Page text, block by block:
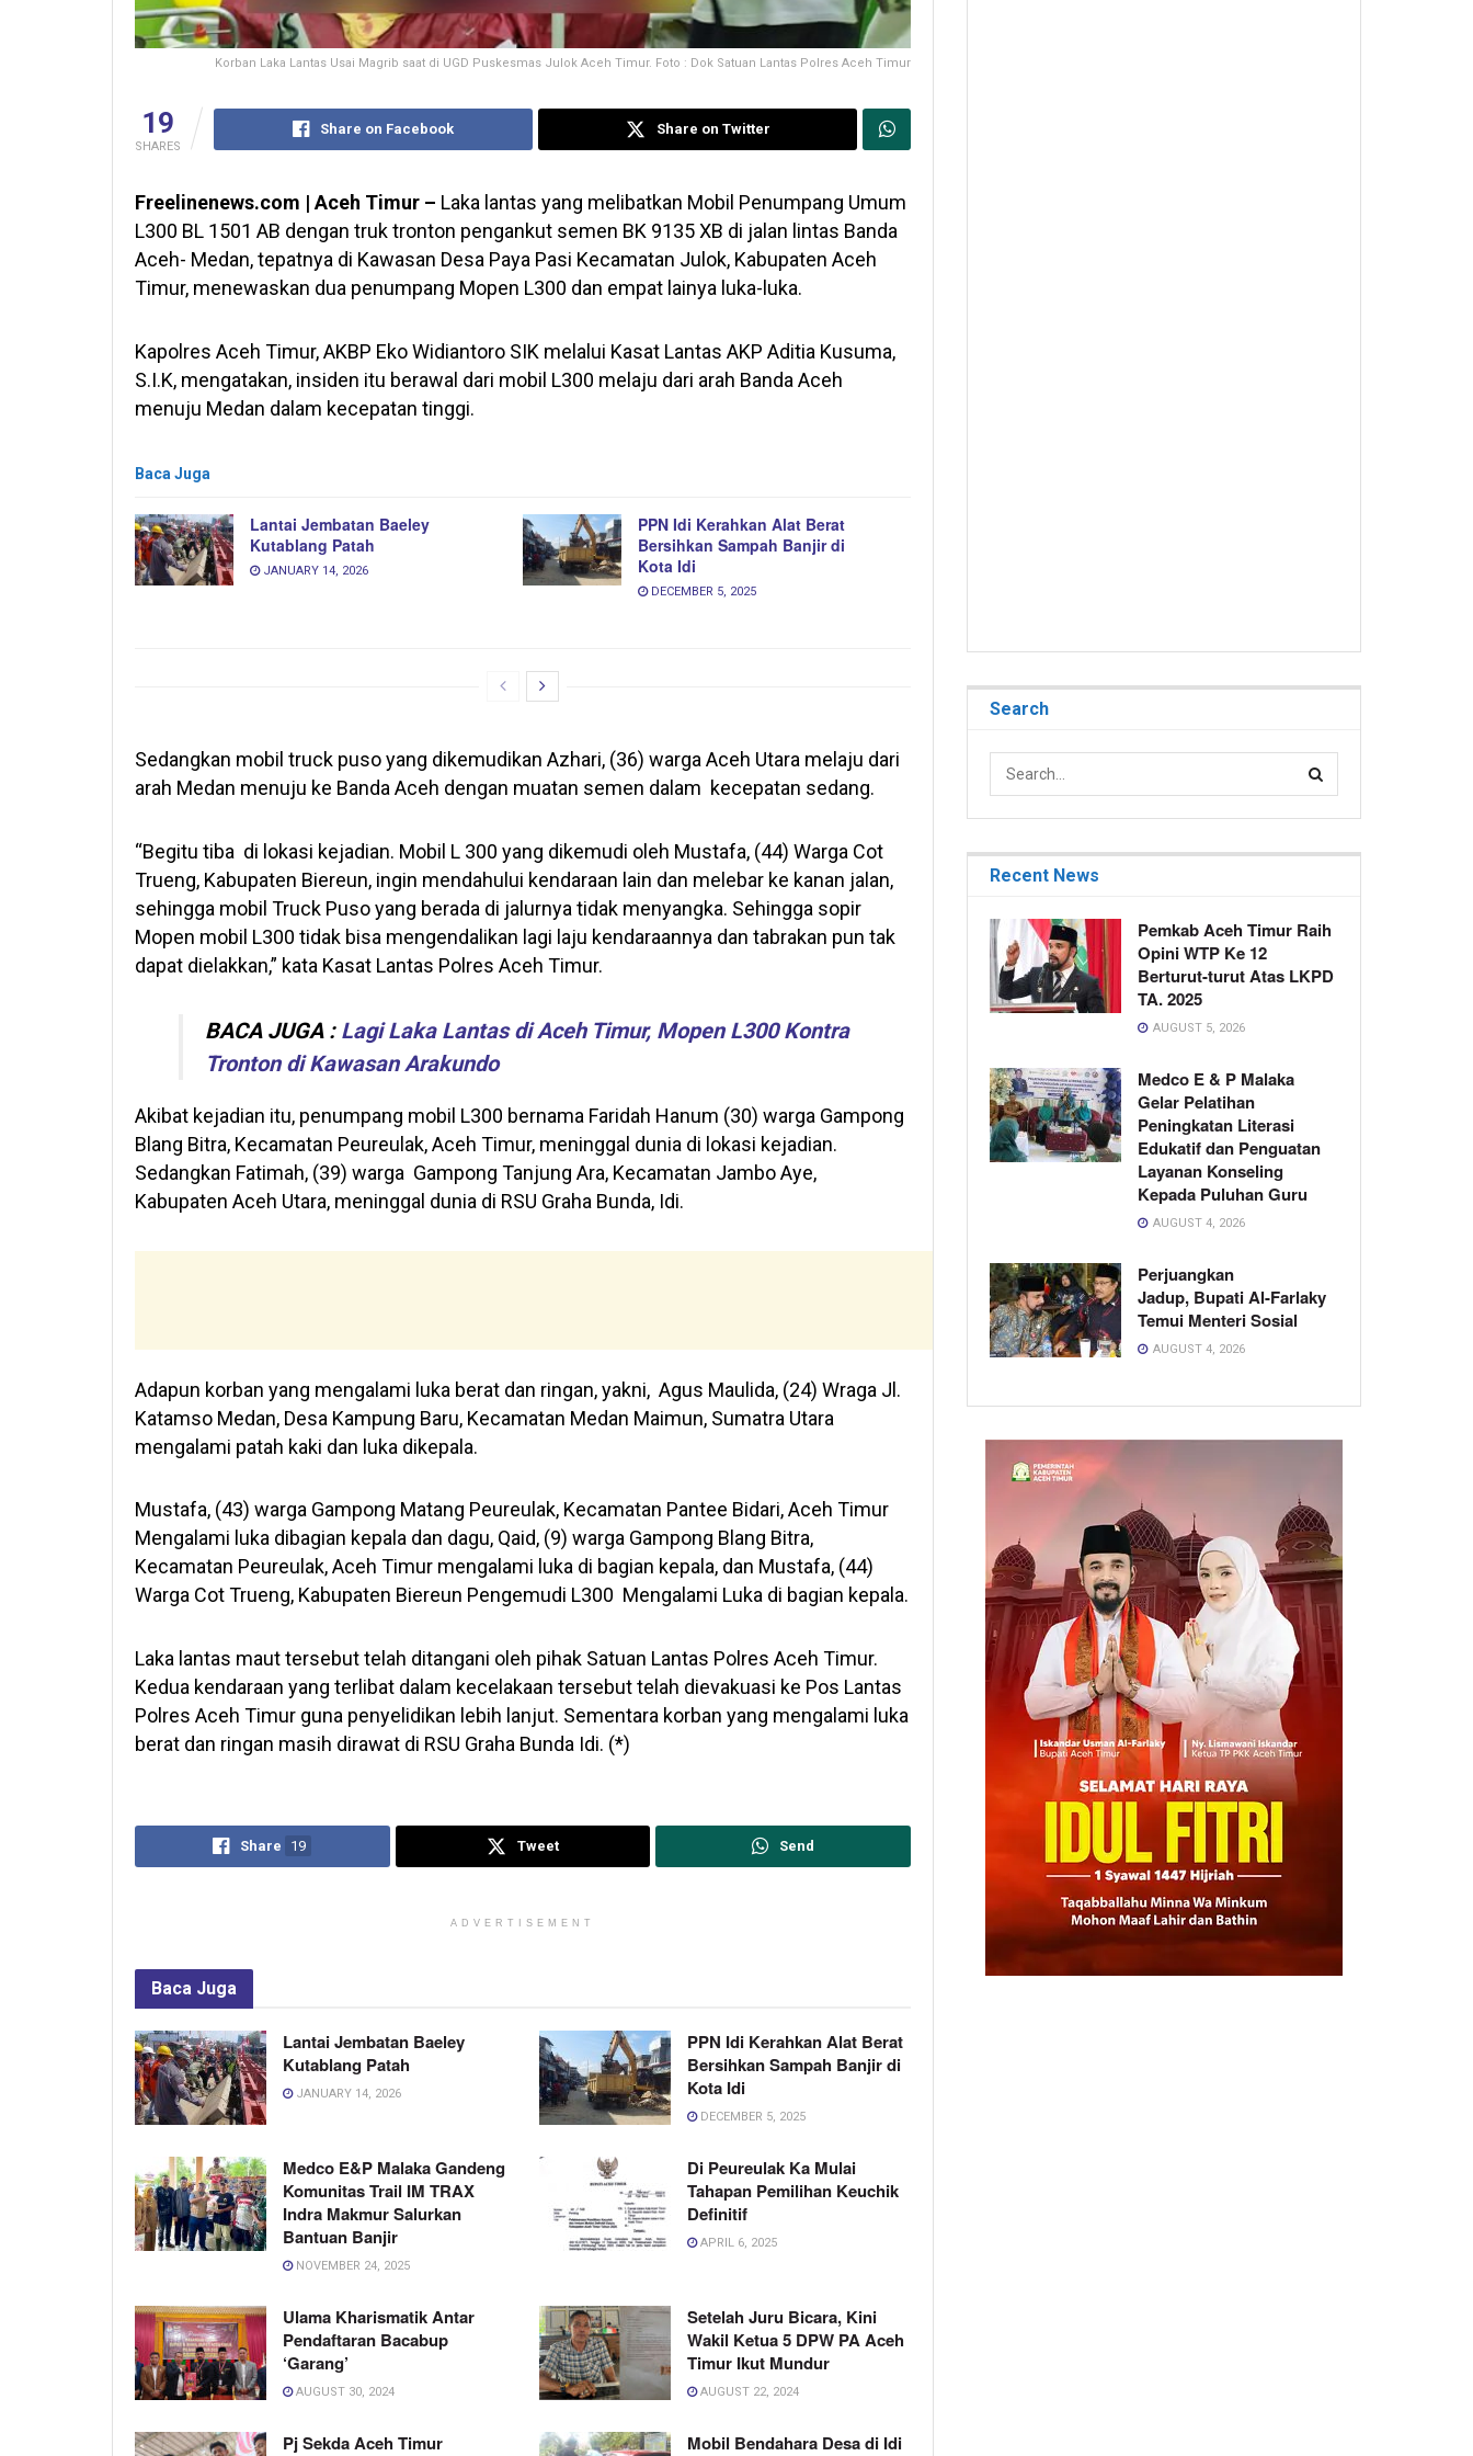
Korban Laka Lantas Usai Magrib saat di UGD Puskesmas Julok Aceh Timur. Foto : Dok Satuan Lantas Polres Aceh Timur
19
SHARES
Share on Facebook Share on Twitter
Freelinenews.com | Aceh Timur – Laka lantas yang melibatkan Mobil Penumpang Umum
L300 BL 1501 AB dengan truk tronton pengankut semen BK 9135 XB di jalan lintas Banda
Aceh- Medan, tepatnya di Kawasan Desa Paya Pasi Kecamatan Julok, Kabupaten Aceh
Timur, menewaskan dua penumpang Mopen L300 dan empat lainya luka-luka.
Kapolres Aceh Timur, AKBP Eko Widiantoro SIK melalui Kasat Lantas AKP Aditia Kusuma,
S.I.K, mengatakan, insiden itu berawal dari mobil L300 melaju dari arah Banda Aceh
menuju Medan dalam kecepatan tinggi.
Baca Juga
Lantai Jembatan Baeley
Kutablang Patah
JANUARY 14, 2026
PPN Idi Kerahkan Alat Berat
Bersihkan Sampah Banjir di
Kota Idi
DECEMBER 5, 2025
Sedangkan mobil truck puso yang dikemudikan Azhari, (36) warga Aceh Utara melaju dari
arah Medan menuju ke Banda Aceh dengan muatan semen dalam kecepatan sedang.
“Begitu tiba di lokasi kejadian. Mobil L 300 yang dikemudi oleh Mustafa, (44) Warga Cot
Trueng, Kabupaten Biereun, ingin mendahului kendaraan lain dan melebar ke kanan jalan,
sehingga mobil Truck Puso yang berada di jalurnya tidak menyangka. Sehingga sopir
Mopen mobil L300 tidak bisa mengendalikan lagi laju kendaraannya dan tabrakan pun tak
dapat dielakkan,” kata Kasat Lantas Polres Aceh Timur.
BACA JUGA : Lagi Laka Lantas di Aceh Timur, Mopen L300 Kontra
Tronton di Kawasan Arakundo
Akibat kejadian itu, penumpang mobil L300 bernama Faridah Hanum (30) warga Gampong
Blang Bitra, Kecamatan Peureulak, Aceh Timur, meninggal dunia di lokasi kejadian.
Sedangkan Fatimah, (39) warga Gampong Tanjung Ara, Kecamatan Jambo Aye,
Kabupaten Aceh Utara, meninggal dunia di RSU Graha Bunda, Idi.
Adapun korban yang mengalami luka berat dan ringan, yakni, Agus Maulida, (24) Wraga Jl.
Katamso Medan, Desa Kampung Baru, Kecamatan Medan Maimun, Sumatra Utara
mengalami patah kaki dan luka dikepala.
Mustafa, (43) warga Gampong Matang Peureulak, Kecamatan Pantee Bidari, Aceh Timur
Mengalami luka dibagian kepala dan dagu, Qaid, (9) warga Gampong Blang Bitra,
Kecamatan Peureulak, Aceh Timur mengalami luka di bagian kepala, dan Mustafa, (44)
Warga Cot Trueng, Kabupaten Biereun Pengemudi L300 Mengalami Luka di bagian kepala.
Laka lantas maut tersebut telah ditangani oleh pihak Satuan Lantas Polres Aceh Timur.
Kedua kendaraan yang terlibat dalam kecelakaan tersebut telah dievakuasi ke Pos Lantas
Polres Aceh Timur guna penyelidikan lebih lanjut. Sementara korban yang mengalami luka
berat dan ringan masih dirawat di RSU Graha Bunda Idi. (*)
Share 19 Tweet Send
ADVERTISEMENT
Baca Juga
Lantai Jembatan Baeley
Kutablang Patah
JANUARY 14, 2026
PPN Idi Kerahkan Alat Berat
Bersihkan Sampah Banjir di
Kota Idi
DECEMBER 5, 2025
Medco E&P Malaka Gandeng
Komunitas Trail IM TRAX
Indra Makmur Salurkan
Bantuan Banjir
NOVEMBER 24, 2025
Di Peureulak Ka Mulai
Tahapan Pemilihan Keuchik
Definitif
APRIL 6, 2025
Ulama Kharismatik Antar
Pendaftaran Bacabup
‘Garang’
AUGUST 30, 2024
Setelah Juru Bicara, Kini
Wakil Ketua 5 DPW PA Aceh
Timur Ikut Mundur
AUGUST 22, 2024
Pj Sekda Aceh Timur
Mobil Bendahara Desa di Idi
Search
Recent News
Pemkab Aceh Timur Raih
Opini WTP Ke 12
Berturut-turut Atas LKPD
TA. 2025
AUGUST 5, 2026
Medco E & P Malaka
Gelar Pelatihan
Peningkatan Literasi
Edukatif dan Penguatan
Layanan Konseling
Kepada Puluhan Guru
AUGUST 4, 2026
Perjuangkan
Jadup, Bupati Al-Farlaky
Temui Menteri Sosial
AUGUST 4, 2026